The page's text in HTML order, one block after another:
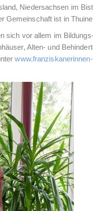
Niedersachsen im
Gemeinschaft ist in
sich vor allem im
Alten- und